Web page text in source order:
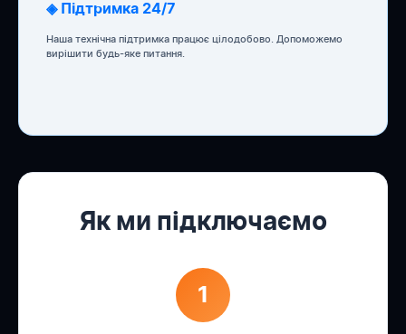
◈ Підтримка 24/7
Наша технічна підтримка працює цілодобово. Допоможемо
вирішити будь-яке питання.
Як ми підключаємо
1